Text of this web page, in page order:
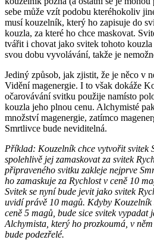
sebe může vzít podobu kteréhokoliv
musí kouzelník, který ho zapisuje do
kouzla, za které ho chce maskovat.
tvářit i chovat jako svitek tohoto
svou dobu vyvolávání, takže je
Jediný způsob, jak zjistit, že je něco v
Vidění magenergie. I to však dokáže
očarovávání svitku použije namísto
kouzla jeho plnou cenu. Alchymisté
množství magenergie, zatímco
Smrtlivce bude neviditelná.
Příklad: Kouzelník chce vytvořit svitek
spolehlivě jej zamaskovat za svitek
připraveného svitku zakleje nejprve
ho zamaskuje za Rychlost v ceně 10
Svitek se nyní bude jevit jako svitek
uvidí právě 10 magů. Kdyby
ceně 5 magů, bude sice svitek vypadat
Alchymista, který ho prozkoumá, v
bude podezřelé.